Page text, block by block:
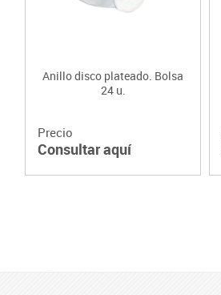
Anillo disco plateado. Bolsa
24 u.
Precio
Consultar aquí